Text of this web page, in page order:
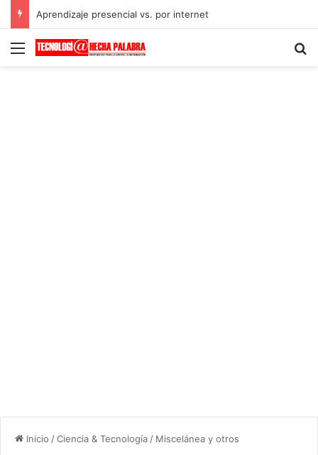
Aprendizaje presencial vs. por internet
Menú
Inicio /Ciencia & Tecnología / Miscelánea y otros